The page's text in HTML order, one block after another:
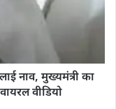
नाव, मुख्यमंत्री का
वीडियो